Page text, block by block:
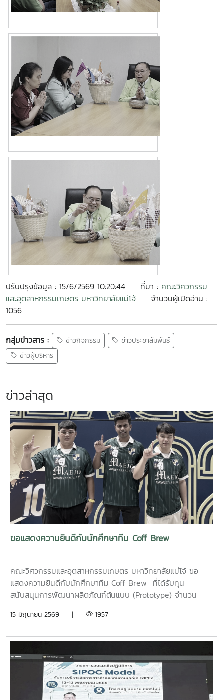
ปรับปรุงข้อมูล : 15/6/2569 10:20:44 ที่มา : คณะวิศวกรรม
และอุตสาหกรรมเกษตร มหาวิทยาลัยแม่โจ้
จำนวนผู้เปิดอ่าน :
1056
กลุ่มข่าวสาร : ข่าวกิจกรรม
ข่าวประชาสัมพันธ์
ข่าวผู้บริหาร
ข่าวล่าสุด
ขอแสดงความยินดีกับนักศึกษาทีม Coff Brew
คณะวิศวกรรมและอุตสาหกรรมเกษตร มหาวิทยาลัยแม่โจ้ ขอ
แสดงความยินดีกับนักศึกษาทีม Coff Brew ที่ได้รับทุน
สนับสนุนการพัฒนาผลิตภัณฑ์ต้นแบบ (Prototype) จำนวน
2026 รอบภูมิภาค ภาคเหนือ ซึ่งจัดขึ้นเมื่อวันที่ 11 พฤษภาคม
เหนือ) จังหวัดเชียงใหม่ ผลงาน“เครื่องสกัดกาแฟรูปแบบใหม่โดย
ใช้เทคโนโลยี PLU”สมาชิกทีม• นายอนุพงศ์ เขื่อนแก้วนักศึกษา
ปริญญาโท คณะวิศวกรรมและอุตสาหกรรมเกษตร• นายอาทิตย์
ด่านกระโทกนักศึกษาปริญญาโท คณะวิศวกรรมและอุตสาหกรรม
เกษตร• นายตันติกร กันนานักศึกษาปริญญาตรี คณะ
15 มิถุนายน 2569 | 1957